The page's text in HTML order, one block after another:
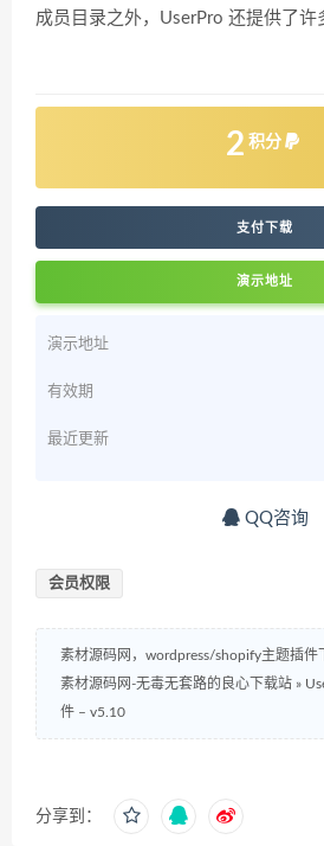
成员目录之外，UserPro 还提供了许
2 积分
支付下载
演示地址
演示地址
有效期
最近更新
QQ咨询
会员权限
素材源码网，wordpress/shopify主题插件
素材源码网-无毒无套路的良心下载站 »
件 – v5.10
分享到：